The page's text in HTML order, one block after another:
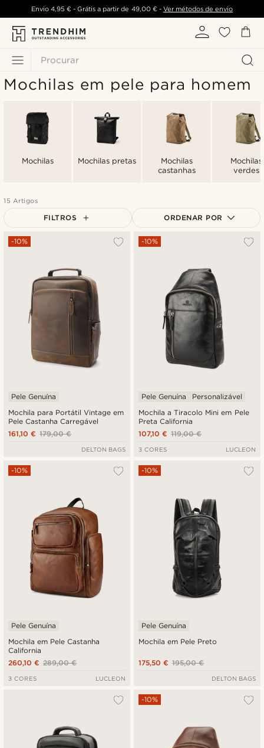
Procurar
Envio 4,95 €- Grátis a partir de 49,00 €- Ver métodos de envio
Mochilas em pele para homem
Mochilas Mochilas pretas
Mochilas
castanhas
Mochilas
verdes
15 Artigos
FILTROS ORDENAR POR
Mais vendidos
Preço mais baixo
Preço mais alto
Mochila para Portátil Vintage em
Pele Castanha Carregável
-10%
Pele Genuína
179,00 €
161,10 €
DELTON BAGS
Mochila a Tiracolo Mini em Pele
Preta California
-10%
Pele Genuína Personalizável
119,00 €
107,10 €
3 CORES LUCLEON
Mochila em Pele Castanha
California
-10%
Pele Genuína
289,00 €
260,10 €
3 CORES LUCLEON
Mochila em Pele Preto
-10%
Pele Genuína
195,00 €
175,50 €
DELTON BAGS
-10%